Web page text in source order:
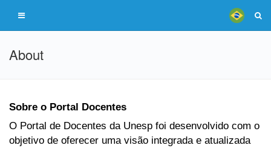
About
Sobre o Portal Docentes
O Portal de Docentes da Unesp foi desenvolvido com o
objetivo de oferecer uma visão integrada e atualizada